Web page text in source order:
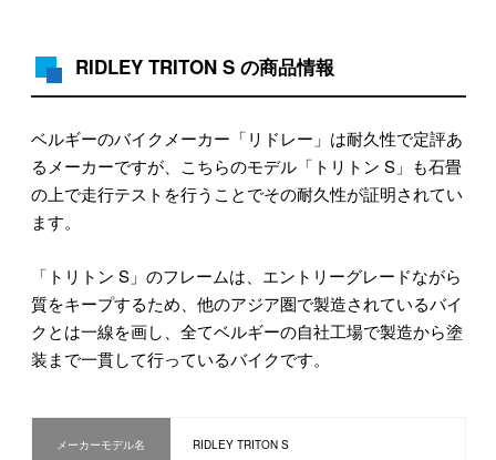
RIDLEY TRITON S の商品情報
ベルギーのバイクメーカー「リドレー」は耐久性で定評あ
るメーカーですが、こちらのモデル「トリトン S」も石畳
の上で走行テストを行うことでその耐久性が証明されてい
ます。
「トリトン S」のフレームは、エントリーグレードながら
質をキープするため、他のアジア圏で製造されているバイ
クとは一線を画し、全てベルギーの自社工場で製造から塗
装まで一貫して行っているバイクです。
メーカーモデル名 RIDLEY TRITON S